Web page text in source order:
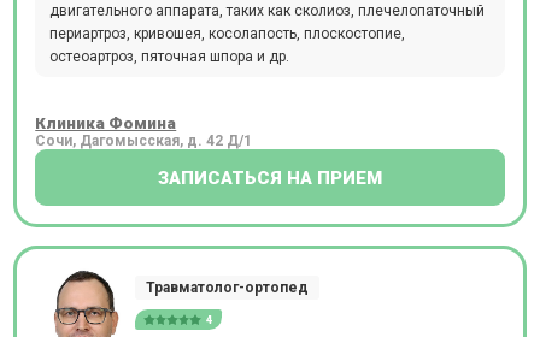
двигательного аппарата, таких как сколиоз, плечелопаточный
периартроз, кривошея, косолапость, плоскостопие,
остеоартроз, пяточная шпора и др.
Клиника Фомина
Сочи, Дагомысская, д. 42 Д/1
ЗАПИСАТЬСЯ НА ПРИЕМ
Травматолог-ортопед
4